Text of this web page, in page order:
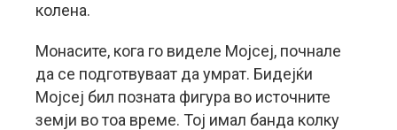
колена.
Монасите, кога го виделе Мојсеј, почнале
да се подготвуваат да умрат. Бидејќи
Мојсеј бил позната фигура во источните
земји во тоа време. Тој имал банда колку